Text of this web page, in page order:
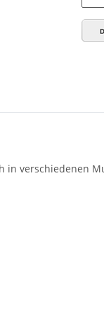
in verschiedenen